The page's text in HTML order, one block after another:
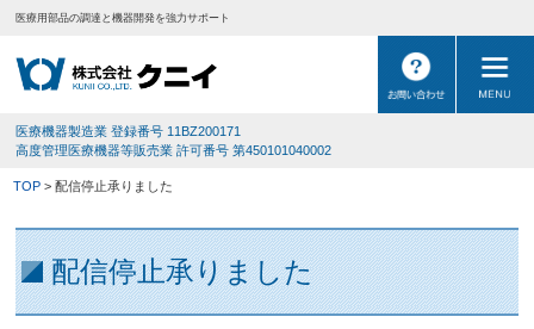
医療用部品の調達と機器開発を強力サポート
医療機器製造業 登録番号 11BZ200171
高度管理医療機器等販売業 許可番号 第450101040002
TOP > 配信停止承りました
配信停止承りました